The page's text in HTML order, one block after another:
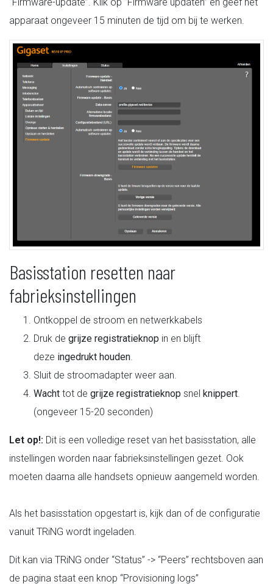
apparaat ongeveer 15 minuten de tijd om bij te werken.
Basisstation resetten naar
fabrieksinstellingen
Ontkoppel de stroom en netwerkkabels
Druk de grijze registratieknop in en blijft
deze ingedrukt houden.
Sluit de stroomadapter weer aan.
Wacht tot de grijze registratieknop snel knippert.
(ongeveer 15-20 seconden)
Let op!: Dit is een volledige reset van het basisstation, alle
instellingen worden naar fabrieksinstellingen gezet. Ook
moeten daarna alle handsets opnieuw aangemeld worden.
Als het basisstation opgestart is, kijk dan of de configuratie
vanuit TRiNG wordt ingeladen.
Dit kan via TRiNG onder “Status” -> “Peers” rechtsboven aan
de pagina staat een knop “Provisioning logs”